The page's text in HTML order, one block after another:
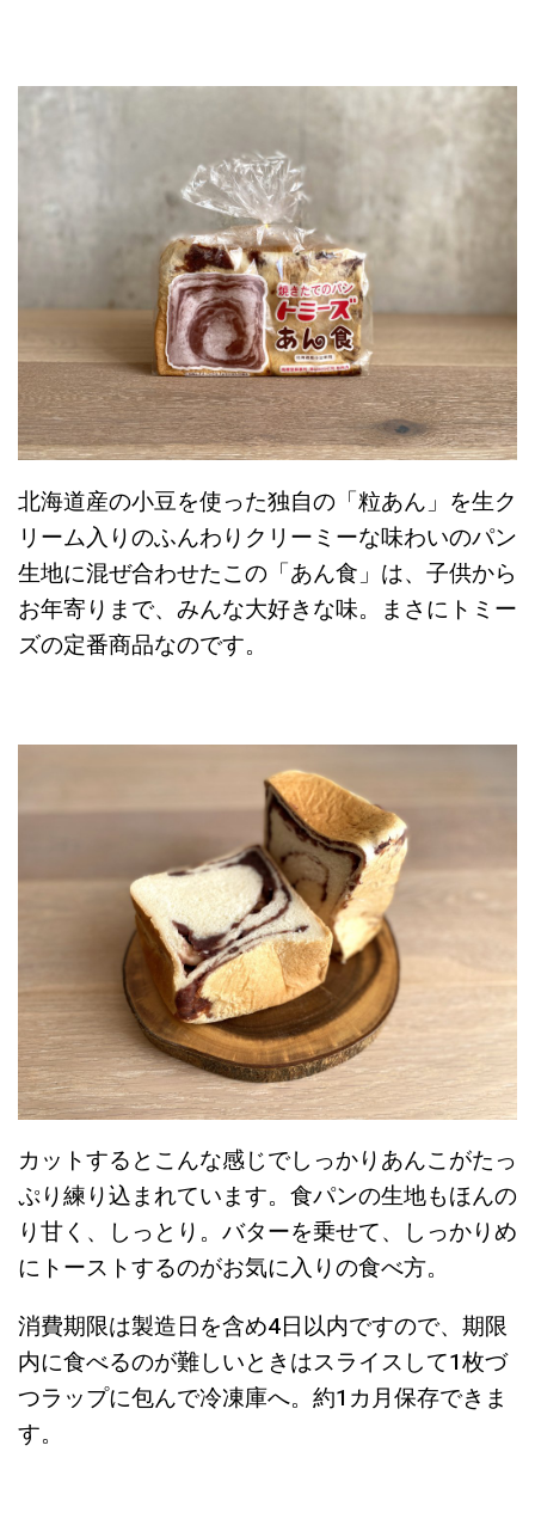
北海道産の小豆を使った独自の「粒あん」を生ク
リーム入りのふんわりクリーミーな味わいのパン
生地に混ぜ合わせたこの「あん食」は、子供から
お年寄りまで、みんな大好きな味。まさにトミー
ズの定番商品なのです。
カットするとこんな感じでしっかりあんこがたっ
ぷり練り込まれています。食パンの生地もほんの
り甘く、しっとり。バターを乗せて、しっかりめ
にトーストするのがお気に入りの食べ方。
消費期限は製造日を含め4日以内ですので、期限
内に食べるのが難しいときはスライスして1枚づ
つラップに包んで冷凍庫へ。約1カ月保存できま
す。